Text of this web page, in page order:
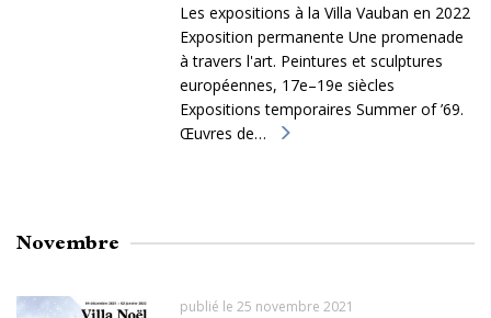
Les expositions à la Villa Vauban en 2022
Exposition permanente Une promenade
à travers l'art. Peintures et sculptures
européennes, 17e–19e siècles
Expositions temporaires Summer of ’69.
Œuvres de…
Novembre
publié le 25 novembre 2021